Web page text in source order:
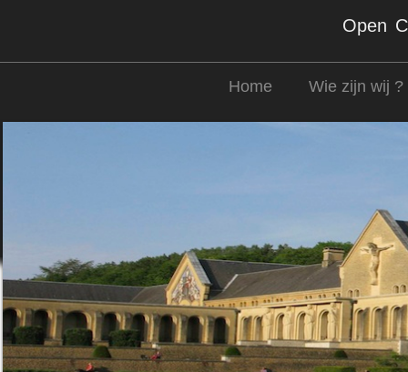
Open
Home Wie zijn wij ?